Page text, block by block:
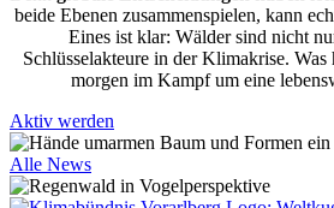
beide Ebenen zusammenspielen, kann
Eines ist klar: Wälder sind nicht
Schlüsselakteure in der Klimakrise.
morgen im Kampf um eine
Aktiv werden
Alle News